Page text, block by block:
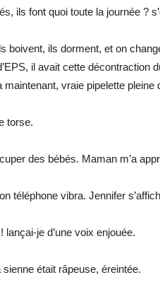
ils font quoi toute la journée ?
boivent, ils dorment, et on
il avait cette décontraction
maintenant, vraie pipelette pleine
torse.
des bébés. Maman m’a
téléphone vibra. Jennifer
je d’une voix enjouée.
sienne était râpeuse, éreintée.